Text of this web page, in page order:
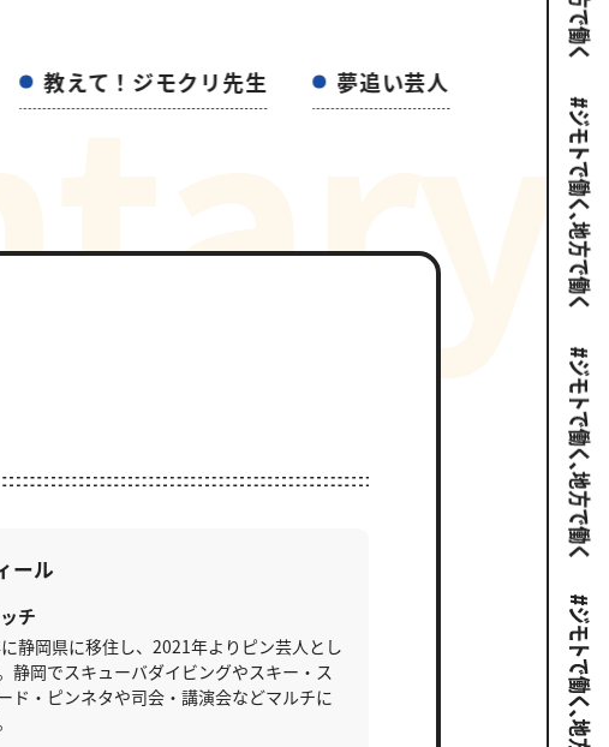
教えて！ジモクリ先生 夢追い芸人
tary
ール
チ
静岡県に移住し、2021年よりピン芸人とし
静岡でスキューバダイビングやスキー・ス
ド・ピンネタや司会・講演会などマルチに